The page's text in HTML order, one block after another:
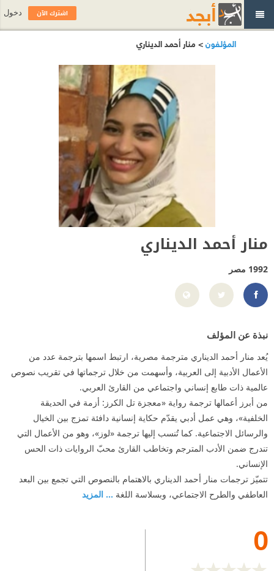
المؤلفون> منار أحمد الديناري
منار أحمد الديناري
1992 مصر
https://www.facebook.com/manar.eldenary
نبذة عن المؤلف
يُعد منار أحمد الديناري مترجمة مصرية، ارتبط اسمها بترجمة عدد من
الأعمال الأدبية إلى العربية، وأسهمت من خلال ترجماتها في تقريب نصوص
عالمية ذات طابع إنساني واجتماعي من القارئ العربي.
من أبرز أعمالها ترجمة رواية «معجزة تل الكرز: أزمة في الحديقة
الخلفية»، وهي عمل أدبي يقدّم حكاية إنسانية دافئة تمزج بين الخيال
والرسائل الاجتماعية. كما تُنسب إليها ترجمة «لوز»، وهو من الأعمال التي
تندرج ضمن الأدب المترجم وتخاطب القارئ محبّ الروايات ذات الحس
الإنساني.
تتميّز ترجمات منار أحمد الديناري بالاهتمام بالنصوص التي تجمع بين البعد
العاطفي والطرح الاجتماعي، وبسلاسة اللغة ... المزيد
0
اشترك الآن دخول